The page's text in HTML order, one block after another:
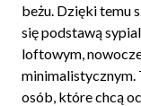
beżu. Dzięki temu
się podstawą
loftowym,
minimalistycznym.
osób, które chcą